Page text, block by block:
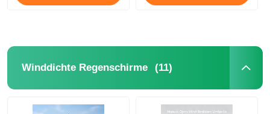
Winddichte Regenschirme (11)